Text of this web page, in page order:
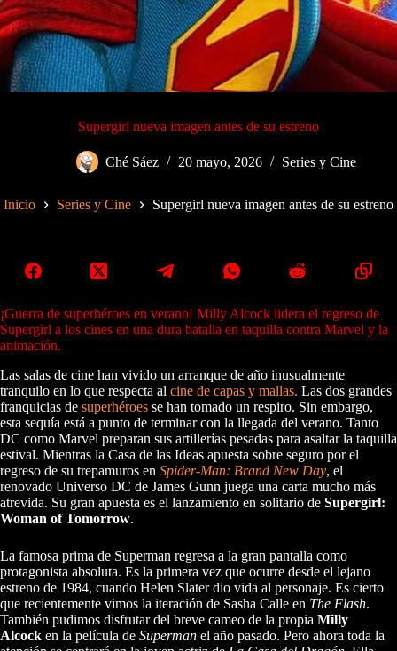
Supergirl nueva imagen antes de su estreno
Ché Sáez 20 mayo, 2026 Series y Cine
Inicio Series y Cine Supergirl nueva imagen antes de su estreno
¡Guerra de superhéroes en verano! Milly Alcock lidera el regreso de
Supergirl a los cines en una dura batalla en taquilla contra Marvel y la
animación.
Las salas de cine han vivido un arranque de año inusualmente
tranquilo en lo que respecta al cine de capas y mallas. Las dos grandes
franquicias de superhéroes se han tomado un respiro. Sin embargo,
esta sequía está a punto de terminar con la llegada del verano. Tanto
DC como Marvel preparan sus artillerías pesadas para asaltar la taquilla
estival. Mientras la Casa de las Ideas apuesta sobre seguro por el
regreso de su trepamuros en Spider-Man: Brand New Day, el
renovado Universo DC de James Gunn juega una carta mucho más
atrevida. Su gran apuesta es el lanzamiento en solitario de Supergirl:
Woman of Tomorrow.
La famosa prima de Superman regresa a la gran pantalla como
protagonista absoluta. Es la primera vez que ocurre desde el lejano
estreno de 1984, cuando Helen Slater dio vida al personaje. Es cierto
que recientemente vimos la iteración de Sasha Calle en The Flash.
También pudimos disfrutar del breve cameo de la propia Milly
Alcock en la película de Superman el año pasado. Pero ahora toda la